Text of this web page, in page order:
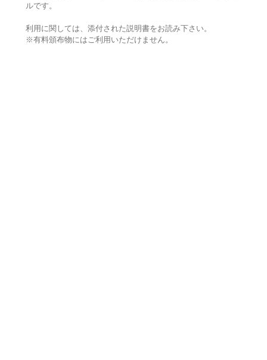
ルです。
利用に関しては、添付された説明書をお読み下さい。
※有料頒布物にはご利用いただけません。